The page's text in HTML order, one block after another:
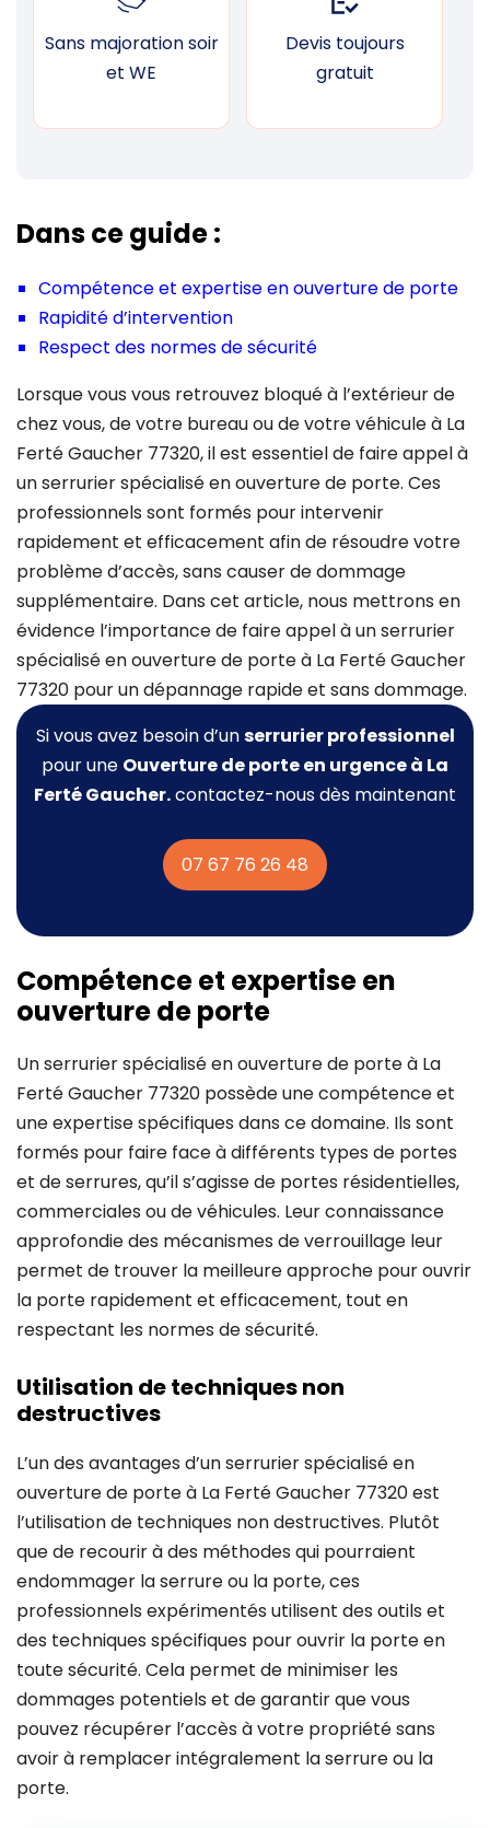
Sans majoration soir
et WE
Devis toujours
gratuit
Dans ce guide :
Compétence et expertise en ouverture de porte
Rapidité d’intervention
Respect des normes de sécurité
Lorsque vous vous retrouvez bloqué à l’extérieur de
chez vous, de votre bureau ou de votre véhicule à La
Ferté Gaucher 77320, il est essentiel de faire appel à
un serrurier spécialisé en ouverture de porte. Ces
professionnels sont formés pour intervenir
rapidement et efficacement afin de résoudre votre
problème d’accès, sans causer de dommage
supplémentaire. Dans cet article, nous mettrons en
évidence l’importance de faire appel à un serrurier
spécialisé en ouverture de porte à La Ferté Gaucher
77320 pour un dépannage rapide et sans dommage.
Si vous avez besoin d’unserrurier professionnel
pour une Ouverture de porteen urgence à La
Ferté Gaucher.contactez-nous dès maintenant
07 67 76 26 48
Compétence et expertise en
ouverture de porte
Un serrurier spécialisé en ouverture de porte à La
Ferté Gaucher 77320 possède une compétence et
une expertise spécifiques dans ce domaine. Ils sont
formés pour faire face à différents types de portes
et de serrures, qu’il s’agisse de portes résidentielles,
commerciales ou de véhicules. Leur connaissance
approfondie des mécanismes de verrouillage leur
permet de trouver la meilleure approche pour ouvrir
la porte rapidement et efficacement, tout en
respectant les normes de sécurité.
Utilisation de techniques non
destructives
L’un des avantages d’un serrurier spécialisé en
ouverture de porte à La Ferté Gaucher 77320 est
l’utilisation de techniques non destructives. Plutôt
que de recourir à des méthodes qui pourraient
endommager la serrure ou la porte, ces
professionnels expérimentés utilisent des outils et
des techniques spécifiques pour ouvrir la porte en
toute sécurité. Cela permet de minimiser les
dommages potentiels et de garantir que vous
pouvez récupérer l’accès à votre propriété sans
avoir à remplacer intégralement la serrure ou la
porte.